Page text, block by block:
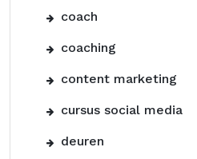
coach
coaching
content marketing
cursus social media
deuren